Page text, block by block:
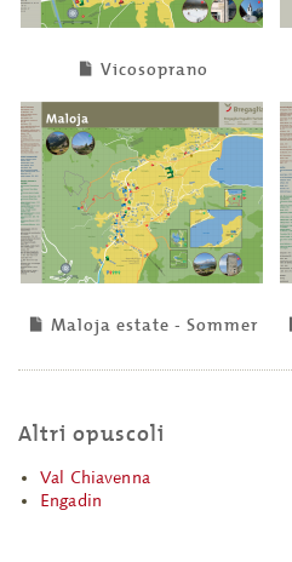
Vicosoprano
Maloja estate - Sommer
Altri opuscoli
Val Chiavenna
Engadin